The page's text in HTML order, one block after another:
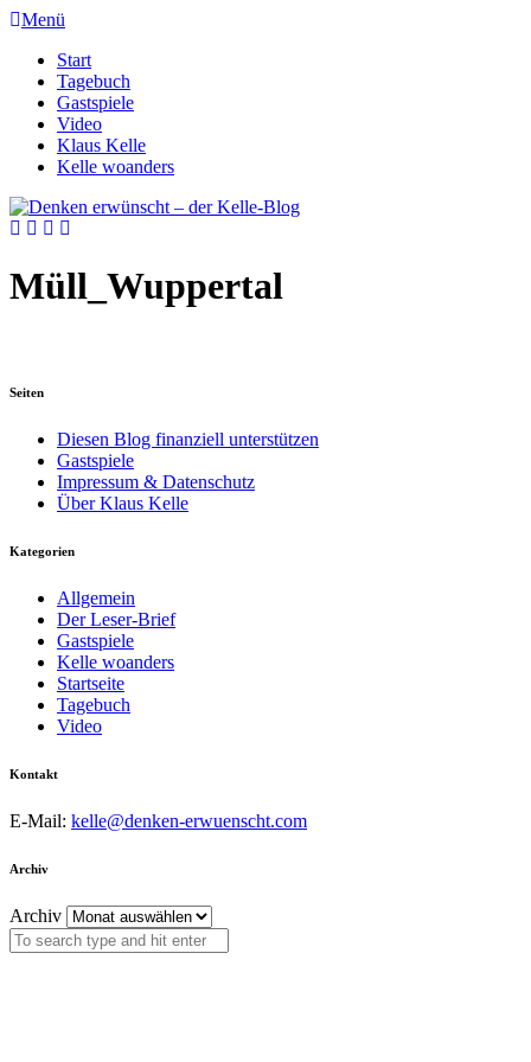
Menü
Start
Tagebuch
Gastspiele
Video
Klaus Kelle
Kelle woanders
Müll_Wuppertal
Seiten
Diesen Blog finanziell unterstützen
Gastspiele
Impressum & Datenschutz
Über Klaus Kelle
Kategorien
Allgemein
Der Leser-Brief
Gastspiele
Kelle woanders
Startseite
Tagebuch
Video
Kontakt
E-Mail: kelle@denken-erwuenscht.com
Archiv
Archiv